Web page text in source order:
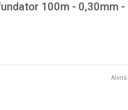
100m - 0,30mm -
Alertă